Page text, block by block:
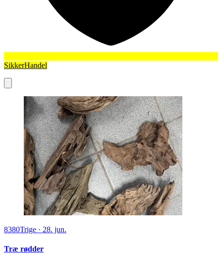
SikkerHandel
8380Trige · 28. jun.
Træ rødder